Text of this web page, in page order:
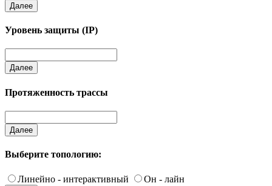
Далее
Уровень защиты (IP)
Далее
Протяженность трассы
Далее
Выберите топологию:
Линейно - интерактивный Он - лайн